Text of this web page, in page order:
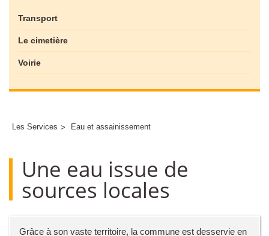
Transport
Le cimetière
Voirie
Les Services Eau et assainissement
Une eau issue de
sources locales
Grâce à son vaste territoire, la commune est desservie en